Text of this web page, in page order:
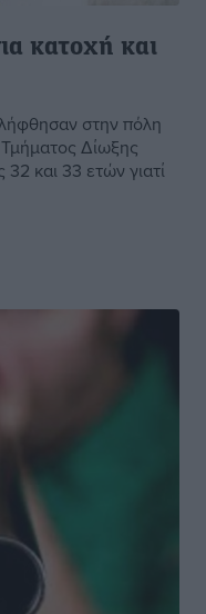
κατοχή και
στην πόλη
Δίωξης
και 33 ετών γιατί